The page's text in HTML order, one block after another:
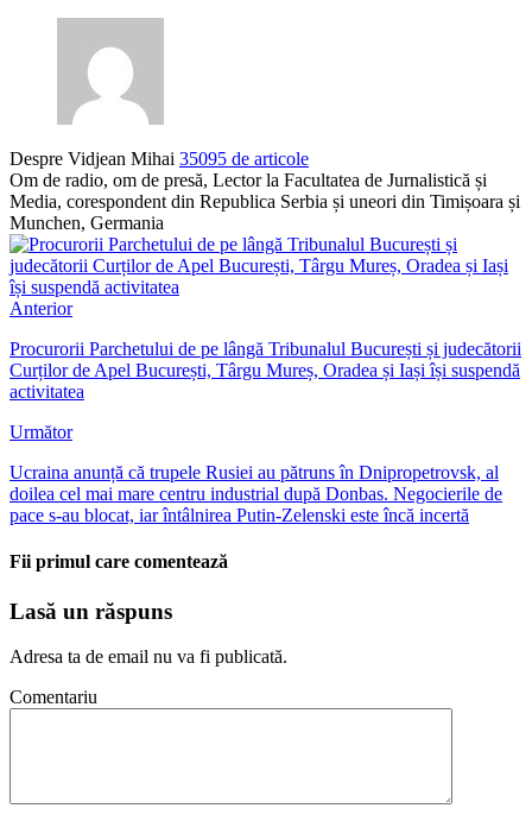
Despre Vidjean Mihai 35095 de articole
Om de radio, om de presă, Lector la Facultatea de Jurnalistică și
Media, corespondent din Republica Serbia și uneori din Timișoara și
Munchen, Germania
Anterior
Procurorii Parchetului de pe lângă Tribunalul București și judecătorii
Curților de Apel București, Târgu Mureș, Oradea și Iași își suspendă
activitatea
Următor
Ucraina anunță că trupele Rusiei au pătruns în Dnipropetrovsk, al
doilea cel mai mare centru industrial după Donbas. Negocierile de
pace s-au blocat, iar întâlnirea Putin-Zelenski este încă incertă
Fii primul care comentează
Lasă un răspuns
Adresa ta de email nu va fi publicată.
Comentariu